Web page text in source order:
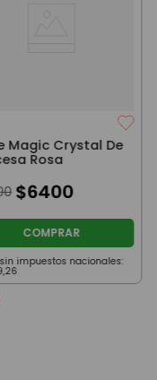
Magic Crystal De
Rosa
$6400
COMPRAR
impuestos nacionales:
,26